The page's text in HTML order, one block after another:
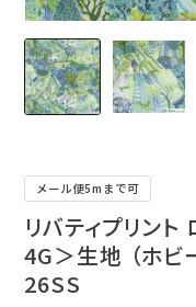
メール便5mまで可
リバティプリント
4G＞生地 （ホビ
26SS